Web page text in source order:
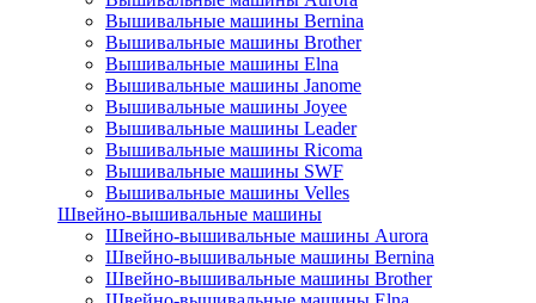
Вышивальные машины Bernina
Вышивальные машины Brother
Вышивальные машины Elna
Вышивальные машины Janome
Вышивальные машины Joyee
Вышивальные машины Leader
Вышивальные машины Ricoma
Вышивальные машины SWF
Вышивальные машины Velles
Швейно-вышивальные машины
Швейно-вышивальные машины Aurora
Швейно-вышивальные машины Bernina
Швейно-вышивальные машины Brother